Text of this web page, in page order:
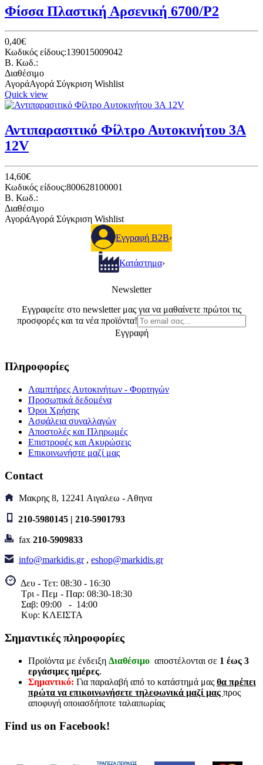
Φίσσα Πλαστική Αρσενική 6700/P2
0,40€
Κωδικός είδους:139015009042
B. Κωδ.:
Διαθέσιμο
ΑγοράΑγορά Σύγκριση Wishlist
Quick view
Αντιπαρασιτικό Φίλτρο Αυτοκινήτου 3Α
12V
14,60€
Κωδικός είδους:800628100001
B. Κωδ.:
Διαθέσιμο
ΑγοράΑγορά Σύγκριση Wishlist
Εγγραφή B2B›
Κατάστημα›
Newsletter
Εγγραφείτε στο newsletter μας για να μαθαίνετε πρώτοι τις
προσφορές και τα νέα προϊόντα!
Εγγραφή
Πληροφορίες
Λαμπτήρες Αυτοκινήτων - Φορτηγών
Προσωπικά δεδομένα
Όροι Χρήσης
Ασφάλεια συναλλαγών
Αποστολές και Πληρωμές
Επιστροφές και Ακυρώσεις
Επικοινωνήστε μαζί μας
Contact
Μακρης 8, 12241 Αιγαλεω - Αθηνα
210-5980145 | 210-5901793
fax 210-5909833
info@markidis.gr, eshop@markidis.gr
Δευ - Τετ: 08:30 - 16:30
Τρι - Πεμ - Παρ: 08:30-18:30
Σαβ: 09:00 - 14:00
Κυρ: ΚΛΕΙΣΤΑ
Σημαντικές πληροφορίες
Προϊόντα με ένδειξη Διαθέσιμο αποστέλονται σε 1 έως 3
εργάσιμες ημέρες.
Σημαντικό: Για παραλαβή από το κατάστημά μας θα πρέπει
πρώτα να επικοινωνήσετε τηλεφωνικά μαζί μας προς
αποφυγή οποιασδήποτε ταλαιπωρίας
Find us on Facebook!